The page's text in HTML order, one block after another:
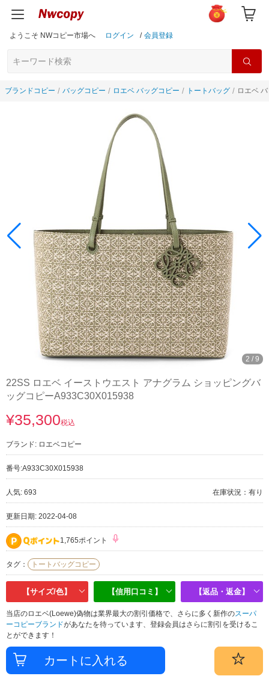
ようこそ NWコピー市場へ ログイン / 会員登録
ブランドコピー バッグコピー ロエベ バッグコピー トートバッグ ロエベ
2 / 9
22SS ロエベ イーストウエスト アナグラム ショッピングバ
ッグコピーA933C30X015938
¥35,300税込
ブランド: ロエベコピー
番号:A933C30X015938
人気: 693 在庫状況：有り
更新日期: 2022-04-08
1,765ポイント
タグ： トートバッグコピー
【サイズ/色】 【信用口コミ】 【返品・返金】
当店のロエベ(Loewe)偽物は業界最大の割引価格で、さらに多く新作のスーパ
ーコピーブランドがあなたを待っています、登録会員はさらに割引を受けるこ
とができます！